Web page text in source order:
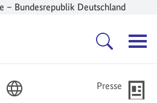
– Bundesrepublik Deutschland
Presse